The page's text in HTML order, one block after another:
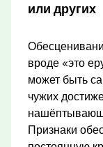
или других
вроде «это
может быть
чужих
Признаки